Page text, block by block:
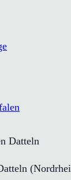
Datteln
(